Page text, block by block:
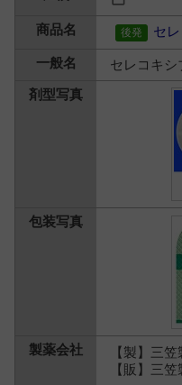
セ
セレコキシ
【製】三笠
【販】三笠